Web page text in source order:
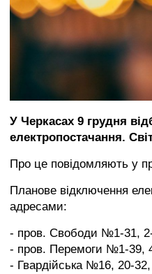
У Черкасах 9 грудня
електропостачання.
Про це повідомляють у
Планове відключення
адресами:
- пров. Свободи №1-31,
- пров. Перемоги №1-39,
- Гвардійська №16, 20-